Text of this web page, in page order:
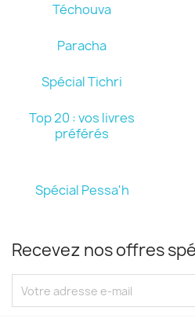
Téchouva
Paracha
Spécial Tichri
Top 20 : vos livres
préférés
Spécial Pessa'h
Recevez nos offres